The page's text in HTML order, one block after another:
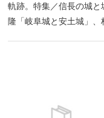
軌跡。特集／信長の城
隆「岐阜城と安土城」、